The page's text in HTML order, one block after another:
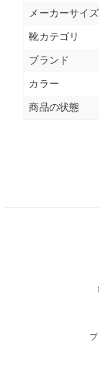
メーカーサイズ
靴カテゴリ
ブランド
カラー
商品の状態